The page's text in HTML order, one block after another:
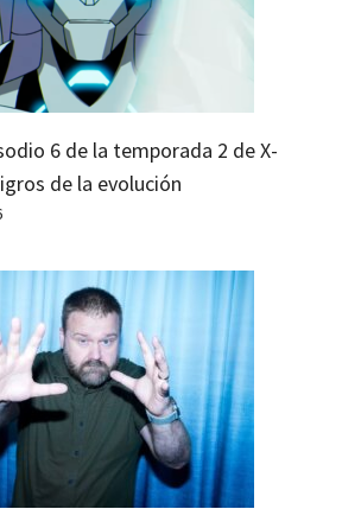
6 de la temporada 2 de X-
de la evolución